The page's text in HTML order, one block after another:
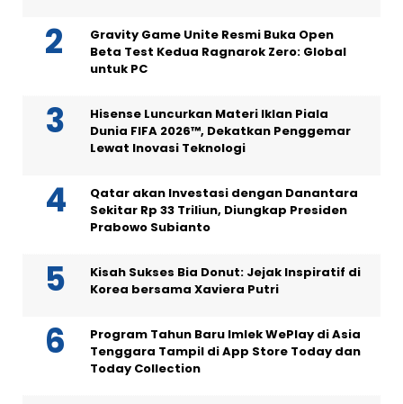
Gravity Game Unite Resmi Buka Open
Beta Test Kedua Ragnarok Zero: Global
untuk PC
Hisense Luncurkan Materi Iklan Piala
Dunia FIFA 2026™, Dekatkan Penggemar
Lewat Inovasi Teknologi
Qatar akan Investasi dengan Danantara
Sekitar Rp 33 Triliun, Diungkap Presiden
Prabowo Subianto
Kisah Sukses Bia Donut: Jejak Inspiratif di
Korea bersama Xaviera Putri
Program Tahun Baru Imlek WePlay di Asia
Tenggara Tampil di App Store Today dan
Today Collection